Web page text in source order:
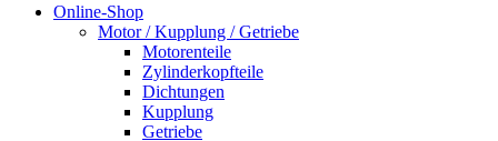
Online-Shop
Motor / Kupplung / Getriebe
Motorenteile
Zylinderkopfteile
Dichtungen
Kupplung
Getriebe